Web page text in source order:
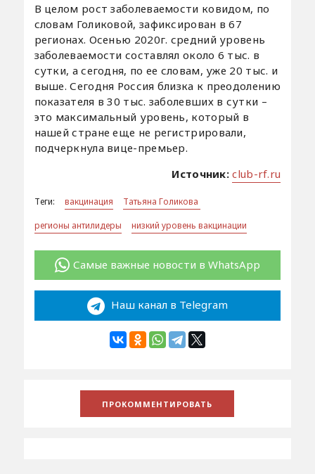
В целом рост заболеваемости ковидом, по
словам Голиковой, зафиксирован в 67
регионах. Осенью 2020г. средний уровень
заболеваемости составлял около 6 тыс. в
сутки, а сегодня, по ее словам, уже 20 тыс. и
выше. Сегодня Россия близка к преодолению
показателя в 30 тыс. заболевших в сутки –
это максимальный уровень, который в
нашей стране еще не регистрировали,
подчеркнула вице-премьер.
Источник:club-rf.ru
Теги: вакцинация
Татьяна Голикова
регионы антилидеры
низкий уровень вакцинации
Самые важные новости в WhatsApp
Наш канал в Telegram